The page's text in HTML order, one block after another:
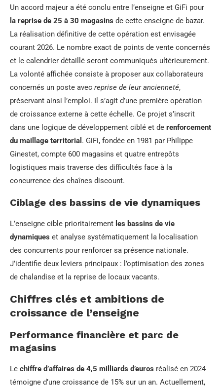
Un accord majeur a été conclu entre l’enseigne et GiFi pour
la reprise de 25 à 30 magasins de cette enseigne de bazar.
La réalisation définitive de cette opération est envisagée
courant 2026. Le nombre exact de points de vente concernés
et le calendrier détaillé seront communiqués ultérieurement.
La volonté affichée consiste à proposer aux collaborateurs
concernés un poste avec reprise de leur ancienneté,
préservant ainsi l’emploi. Il s’agit d’une première opération
de croissance externe à cette échelle. Ce projet s’inscrit
dans une logique de développement ciblé et de renforcement
du maillage territorial . GiFi, fondée en 1981 par Philippe
Ginestet, compte 600 magasins et quatre entrepôts
logistiques mais traverse des difficultés face à la
concurrence des chaînes discount.
Ciblage des bassins de vie dynamiques
L’enseigne cible prioritairement les bassins de vie
dynamiques et analyse systématiquement la localisation
des concurrents pour renforcer sa présence nationale.
J’identifie deux leviers principaux : l’optimisation des zones
de chalandise et la reprise de locaux vacants.
Chiffres clés et ambitions de
croissance de l’enseigne
Performance financière et parc de
magasins
Le chiffre d’affaires de 4,5 milliards d’euros réalisé en 2024
témoigne d’une croissance de 15% sur un an. Actuellement,